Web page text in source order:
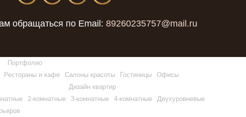
обращаться по Email: 89260235757@mail.ru
Портфолио
Рестораны и кафе Салоны красоты Гостиницы
Офисы
Дизайн квартир
2-комнатные 3-комнатные 4-комнатные
Двухуровневые